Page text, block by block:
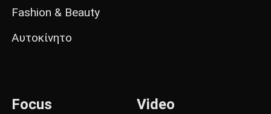
Fashion & Beauty
Αυτοκίνητο
Focus Video